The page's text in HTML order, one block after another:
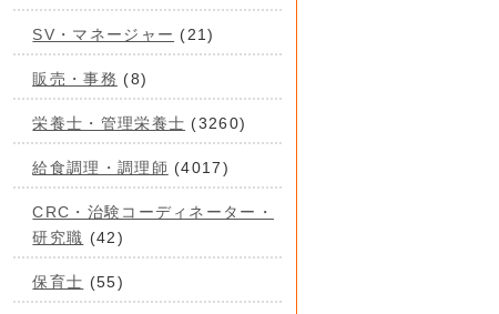
SV・マネージャー (21)
販売・事務 (8)
栄養士・管理栄養士 (3260)
給食調理・調理師 (4017)
CRC・治験コーディネーター・
研究職 (42)
保育士 (55)